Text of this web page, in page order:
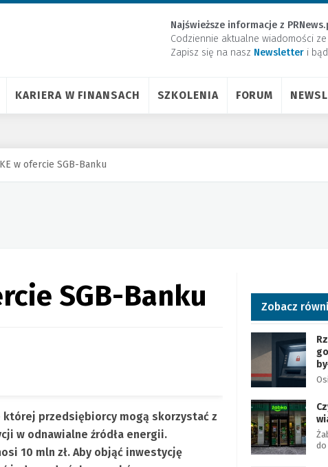
Najświeższe informacje z
Codziennie aktualne wiadomości
Zapisz się na nasz Newsletter ​i
KARIERA W FINANSACH SZKOLENIA FORUM
w ofercie SGB-Banku
SGB-Banku
której przedsiębiorcy mogą skorzystać z
w odnawialne źródła energii.
10 mln zł. Aby objąć inwestycję
Zobacz
do